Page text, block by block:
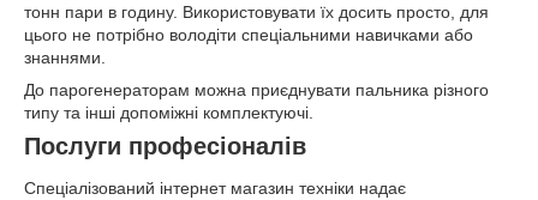
тонн пари в годину. Використовувати їх досить просто, для
цього не потрібно володіти спеціальними навичками або
знаннями.
До парогенераторам можна приєднувати пальника різного
типу та інші допоміжні комплектуючі.
Послуги професіоналів
Спеціалізований інтернет магазин техніки надає